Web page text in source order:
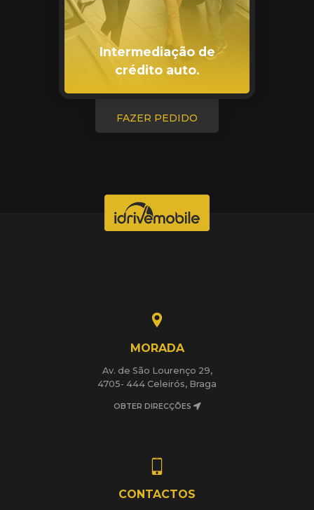
Intermediação de
crédito auto.
FAZER PEDIDO
MORADA
Av. de São Lourenço 29,
4705- 444 Celeirós, Braga
OBTER DIRECÇÕES
CONTACTOS